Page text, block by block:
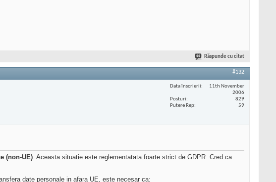
Răspunde cu citat
#132
Data înscrierii
11th November
2006
Posturi
829
Putere Rep
59
(non-UE). Aceasta situatie este reglementatata foarte strict de GDPR. Cred ca
date personale in afara UE, este necesar ca: